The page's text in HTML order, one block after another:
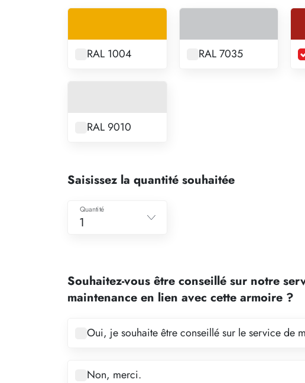
RAL 1004 RAL 7035
RAL 9010
Saisissez la quantité souhaitée
1
3
4
5
7
Quantité
Souhaitez-vous être conseillé sur notre
maintenance en lien avec cette armoire ?
Oui, je souhaite être conseillé sur le service de
Non, merci.